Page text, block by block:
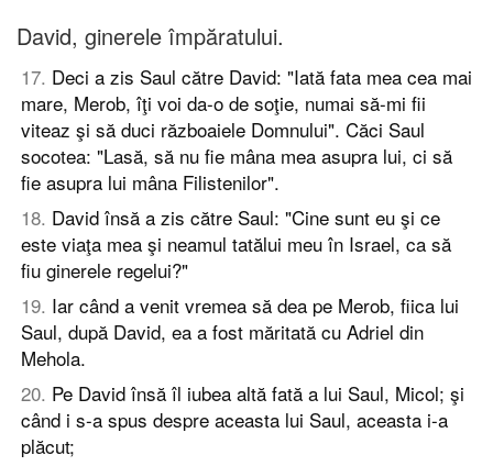
David, ginerele împăratului.
17. Deci a zis Saul către David: "Iată fata mea cea mai
mare, Merob, îţi voi da-o de soţie, numai să-mi fii
viteaz şi să duci războaiele Domnului". Căci Saul
socotea: "Lasă, să nu fie mâna mea asupra lui, ci să
fie asupra lui mâna Filistenilor".
18. David însă a zis către Saul: "Cine sunt eu şi ce
este viaţa mea şi neamul tatălui meu în Israel, ca să
fiu ginerele regelui?"
19. Iar când a venit vremea să dea pe Merob, fiica lui
Saul, după David, ea a fost măritată cu Adriel din
Mehola.
20. Pe David însă îl iubea altă fată a lui Saul, Micol; şi
când i s-a spus despre aceasta lui Saul, aceasta i-a
plăcut;